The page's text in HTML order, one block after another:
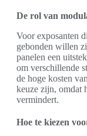
De rol van
Voor exposanten
gebonden willen
panelen een
om verschillende
de hoge kosten
keuze zijn, omdat
vermindert.
Hoe te kiezen